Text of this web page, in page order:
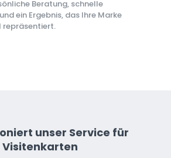
Beratung, schnelle
ein Ergebnis, das Ihre Marke
repräsentiert.
unser Service für
Visitenkarten